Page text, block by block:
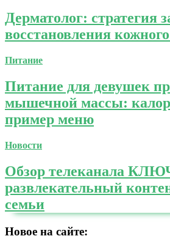
Дерматолог: стратегия
восстановления
Питание
Питание для девушек
мышечной массы:
пример меню
Новости
Обзор телеканала
развлекательный
семьи
Новое на сайте: